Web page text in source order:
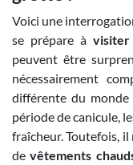
Voici une
se prépare à
peuvent être
nécessairement
différente du monde
période de canicule,
fraîcheur. Toutefois,
devêtements